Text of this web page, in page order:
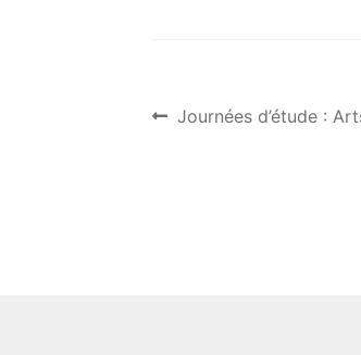
Post
Previous
Journées d’étude :